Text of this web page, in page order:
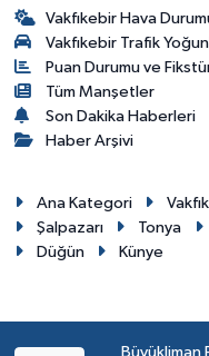
Vakfıkebir Hava
Vakfıkebir Trafik
Puan Durumu ve
Tüm Manşetler
Son Dakika Haberleri
Haber Arşivi
Ana Kategori
Şalpazarı
Tonya
Düğün
Künye